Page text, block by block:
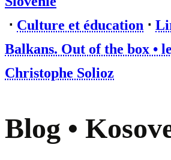
⋅ Culture et éducation ⋅
Balkans. Out of the box •
Christophe Solioz
Blog •